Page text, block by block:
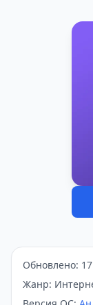
Обновлено:
Жанр: